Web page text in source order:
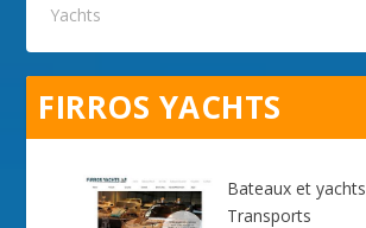
Yachts
FIRROS YACHTS
Bateaux et yachts
Transports